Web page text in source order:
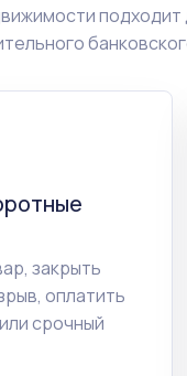
подходит
закрыть
оплатить
срочный